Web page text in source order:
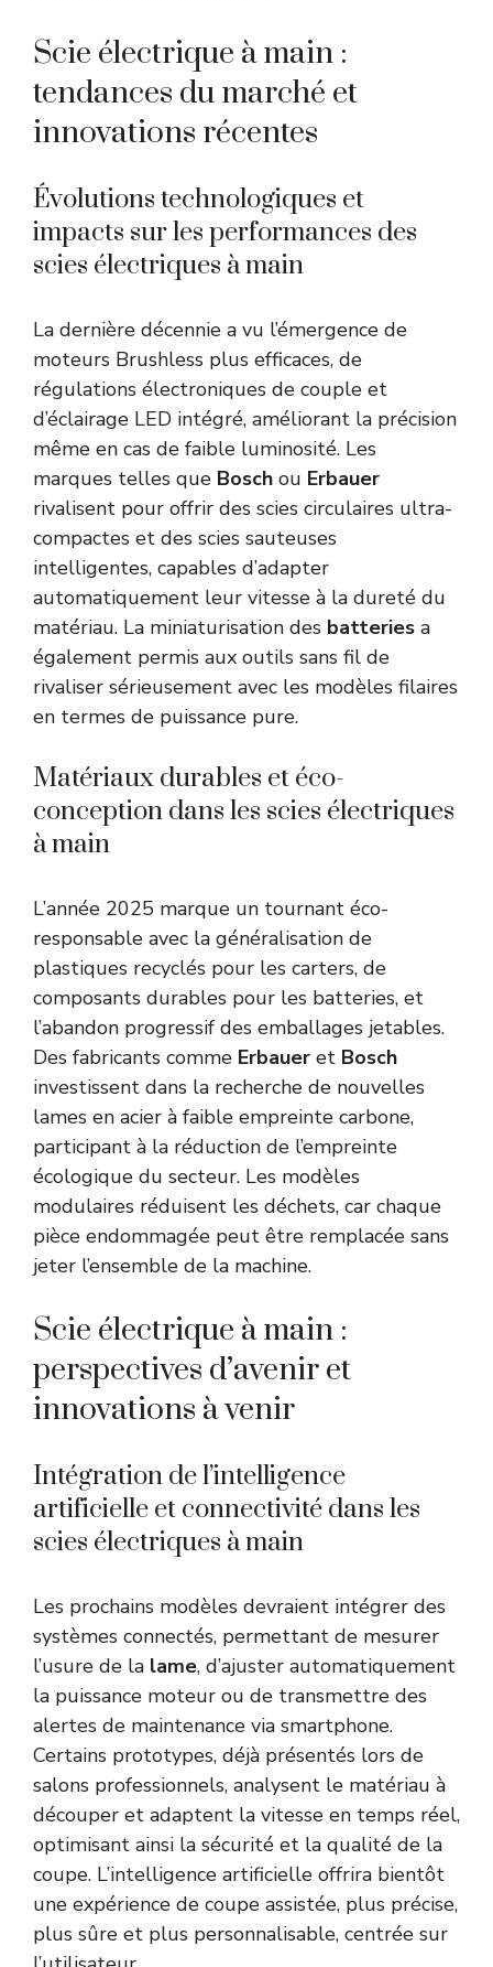
Scie électrique à main :
tendances du marché et
innovations récentes
Évolutions technologiques et
impacts sur les performances des
scies électriques à main
La dernière décennie a vu l’émergence de
moteurs Brushless plus efficaces, de
régulations électroniques de couple et
d’éclairage LED intégré, améliorant la précision
même en cas de faible luminosité. Les
marques telles que Bosch ou Erbauer
rivalisent pour offrir des scies circulaires ultra-
compactes et des scies sauteuses
intelligentes, capables d’adapter
automatiquement leur vitesse à la dureté du
matériau. La miniaturisation des batteries a
également permis aux outils sans fil de
rivaliser sérieusement avec les modèles filaires
en termes de puissance pure.
Matériaux durables et éco-
conception dans les scies électriques
à main
L’année 2025 marque un tournant éco-
responsable avec la généralisation de
plastiques recyclés pour les carters, de
composants durables pour les batteries, et
l’abandon progressif des emballages jetables.
Des fabricants comme Erbauer et Bosch
investissent dans la recherche de nouvelles
lames en acier à faible empreinte carbone,
participant à la réduction de l’empreinte
écologique du secteur. Les modèles
modulaires réduisent les déchets, car chaque
pièce endommagée peut être remplacée sans
jeter l’ensemble de la machine.
Scie électrique à main :
perspectives d’avenir et
innovations à venir
Intégration de l’intelligence
artificielle et connectivité dans les
scies électriques à main
Les prochains modèles devraient intégrer des
systèmes connectés, permettant de mesurer
l’usure de la lame, d’ajuster automatiquement
la puissance moteur ou de transmettre des
alertes de maintenance via smartphone.
Certains prototypes, déjà présentés lors de
salons professionnels, analysent le matériau à
découper et adaptent la vitesse en temps réel,
optimisant ainsi la sécurité et la qualité de la
coupe. L’intelligence artificielle offrira bientôt
une expérience de coupe assistée, plus précise,
plus sûre et plus personnalisable, centrée sur